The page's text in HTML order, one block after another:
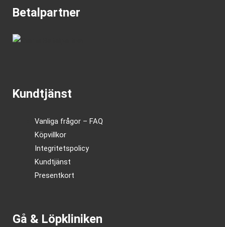
Betalpartner
Kundtjänst
Vanliga frågor – FAQ
Köpvillkor
Integritetspolicy
Kundtjänst
Presentkort
Gå & Löpkliniken